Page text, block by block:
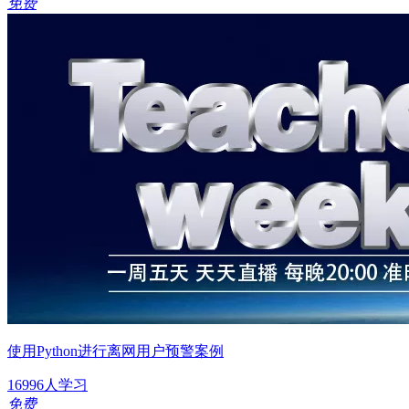
使用Python进行离网用户预警案例
16996人学习
免费